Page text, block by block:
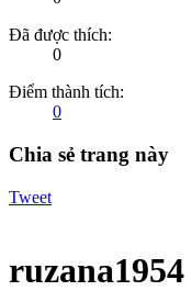
Đã được thích:
0
Điểm thành tích:
0
Chia sẻ trang này
Tweet
ruzana1954